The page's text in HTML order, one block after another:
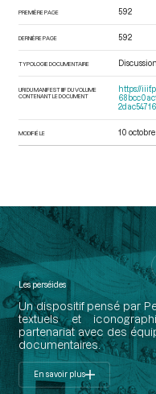
PREMIÈRE PAGE 592
DERNIÈRE PAGE 592
TYPOLOGIE DOCUMENTAIRE Discussion
URI DU MANIFEST IIIF DU VOLUME
CONTENANT LE DOCUMENT
https://
MODIFIÉ LE 10 octobre
Les perséides
Un dispositif pensé par
textuels et
partenariat avec des
documentaires.
En savoir plus